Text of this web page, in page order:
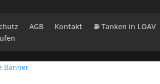
AGB Kontakt ⛽ Tanken in LOAV
Banner